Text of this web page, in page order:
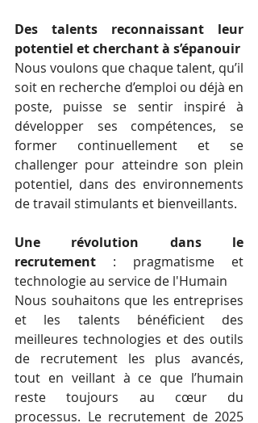
Des talents reconnaissant leur
potentiel et cherchant à s’épanouir
Nous voulons que chaque talent, qu’il
soit en recherche d’emploi ou déjà en
poste, puisse se sentir inspiré à
développer ses compétences, se
former continuellement et se
challenger pour atteindre son plein
potentiel, dans des environnements
de travail stimulants et bienveillants.
Une révolution dans le
recrutement : pragmatisme et
technologie au service de l'Humain
Nous souhaitons que les entreprises
et les talents bénéficient des
meilleures technologies et des outils
de recrutement les plus avancés,
tout en veillant à ce que l’humain
reste toujours au cœur du
processus. Le recrutement de 2025